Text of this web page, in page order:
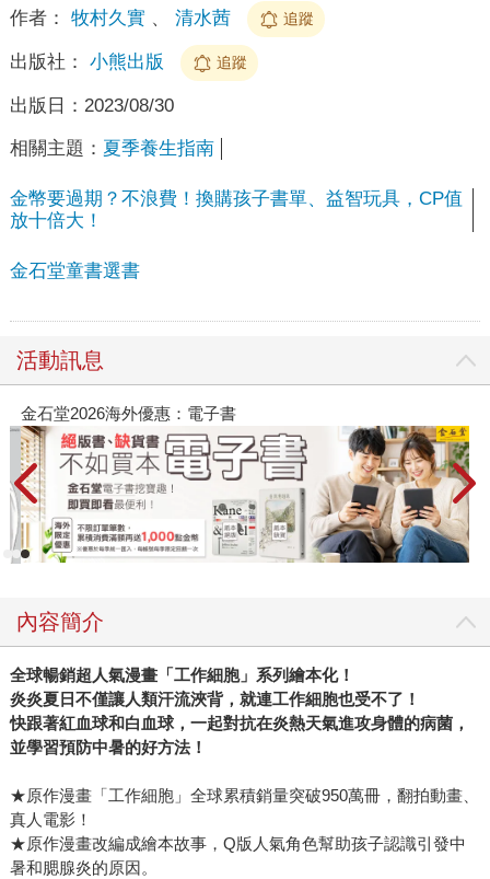
作者： 牧村久實、 清水茜 追蹤
出版社： 小熊出版 追蹤
出版日： 2023/08/30
相關主題： 夏季養生指南
金幣要過期？不浪費！換購孩子書單、益智玩具，CP值
放十倍大！
金石堂童書選書
活動訊息
金石堂2026海外優惠：電子書
內容簡介
全球暢銷超人氣漫畫「工作細胞」系列繪本化！
炎炎夏日不僅讓人類汗流浹背，就連工作細胞也受不了！
快跟著紅血球和白血球，一起對抗在炎熱天氣進攻身體的病菌，
並學習預防中暑的好方法！
★原作漫畫「工作細胞」全球累積銷量突破950萬冊，翻拍動畫、
真人電影！
★原作漫畫改編成繪本故事，Q版人氣角色幫助孩子認識引發中
暑和腮腺炎的原因。